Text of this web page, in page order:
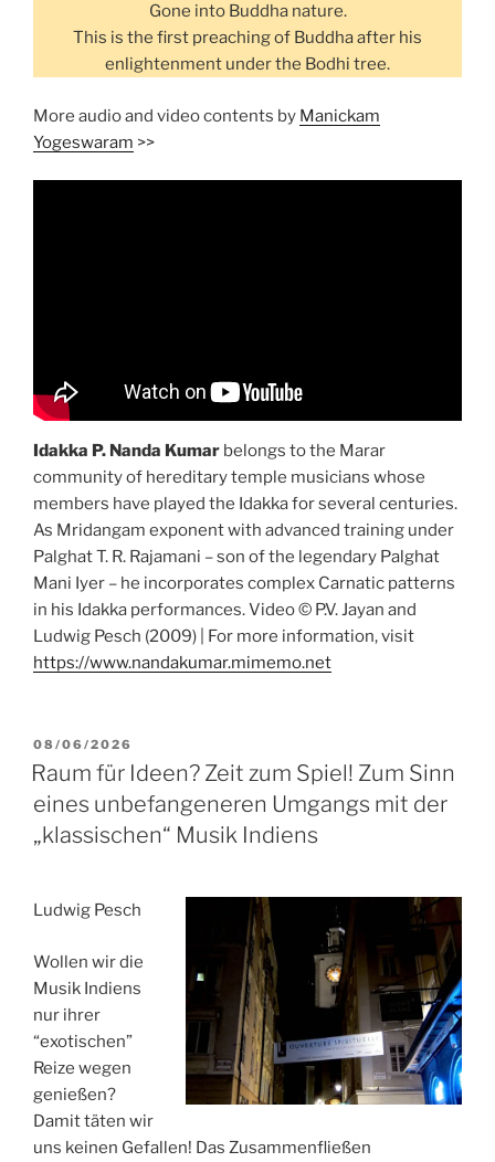
Gone into Buddha nature.
This is the first preaching of Buddha after his
enlightenment under the Bodhi tree.
More audio and video contents by Manickam
Yogeswaram >>
Idakka P. Nanda Kumar belongs to the Marar
community of hereditary temple musicians whose
members have played the Idakka for several centuries.
As Mridangam exponent with advanced training under
Palghat T. R. Rajamani – son of the legendary Palghat
Mani Iyer – he incorporates complex Carnatic patterns
in his Idakka performances. Video © P.V. Jayan and
Ludwig Pesch (2009) | For more information, visit
https://www.nandakumar.mimemo.net
POSTED
ON
08/06/2026
Raum für Ideen? Zeit zum Spiel! Zum Sinn
eines unbefangeneren Umgangs mit der
„klassischen“ Musik Indiens
Ludwig Pesch
Wollen wir die
Musik Indiens
nur ihrer
“exotischen”
Reize wegen
genießen?
Damit täten wir
uns keinen Gefallen! Das Zusammenfließen